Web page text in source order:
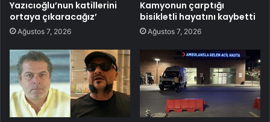
Yazıcıoğlu’nun katillerini
ortaya çıkaracağız’
Ağustos 7, 2026
Kamyonun çarptığı
bisikletli hayatını kaybetti
Ağustos 7, 2026